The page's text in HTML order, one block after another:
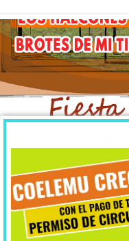
DOMINGO 07, ENERO,
ARTISTAS
2017
Artistas : – BROTES